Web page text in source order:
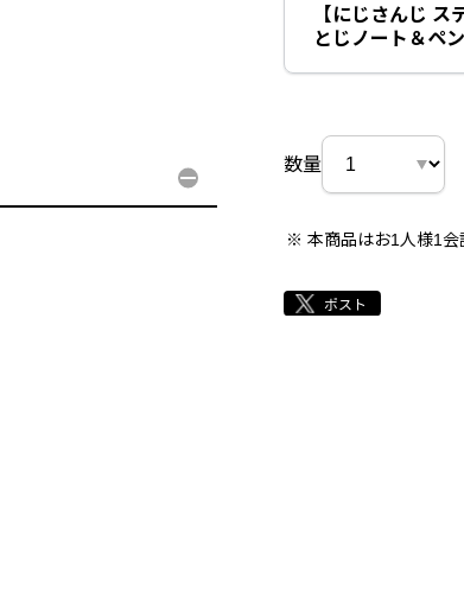
【にじさんじ ス
とじノート＆ペ
数量
本商品はお1人様1会